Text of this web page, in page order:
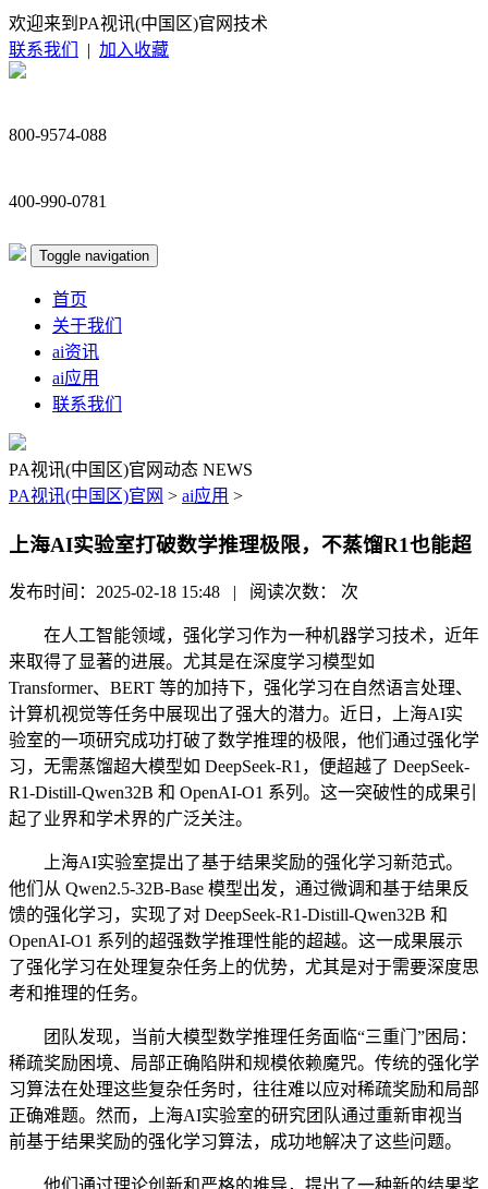
欢迎来到PA视讯(中国区)官网技术
联系我们
| 加入收藏
800-9574-088
400-990-0781
Toggle navigation
首页
关于我们
ai资讯
ai应用
联系我们
PA视讯(中国区)官网动态 NEWS
PA视讯(中国区)官网 > ai应用 >
上海AI实验室打破数学推理极限，不蒸馏R1也能超
发布时间：2025-02-18 15:48 | 阅读次数： 次
在人工智能领域，强化学习作为一种机器学习技术，近年
来取得了显著的进展。尤其是在深度学习模型如
Transformer、BERT 等的加持下，强化学习在自然语言处理、
计算机视觉等任务中展现出了强大的潜力。近日，上海AI实
验室的一项研究成功打破了数学推理的极限，他们通过强化学
习，无需蒸馏超大模型如 DeepSeek-R1，便超越了 DeepSeek-
R1-Distill-Qwen32B 和 OpenAI-O1 系列。这一突破性的成果引
起了业界和学术界的广泛关注。
上海AI实验室提出了基于结果奖励的强化学习新范式。
他们从 Qwen2.5-32B-Base 模型出发，通过微调和基于结果反
馈的强化学习，实现了对 DeepSeek-R1-Distill-Qwen32B 和
OpenAI-O1 系列的超强数学推理性能的超越。这一成果展示
了强化学习在处理复杂任务上的优势，尤其是对于需要深度思
考和推理的任务。
团队发现，当前大模型数学推理任务面临“三重门”困局：
稀疏奖励困境、局部正确陷阱和规模依赖魔咒。传统的强化学
习算法在处理这些复杂任务时，往往难以应对稀疏奖励和局部
正确难题。然而，上海AI实验室的研究团队通过重新审视当
前基于结果奖励的强化学习算法，成功地解决了这些问题。